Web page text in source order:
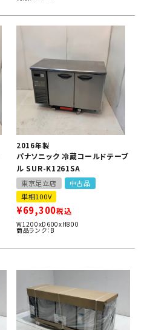
2016年製
パナソニック 冷蔵コールドテーブ
ル SUR-K1261SA
東京足立店
中古品
単相100V
¥69,300税込
W1200xD600xH800
商品ランク：B